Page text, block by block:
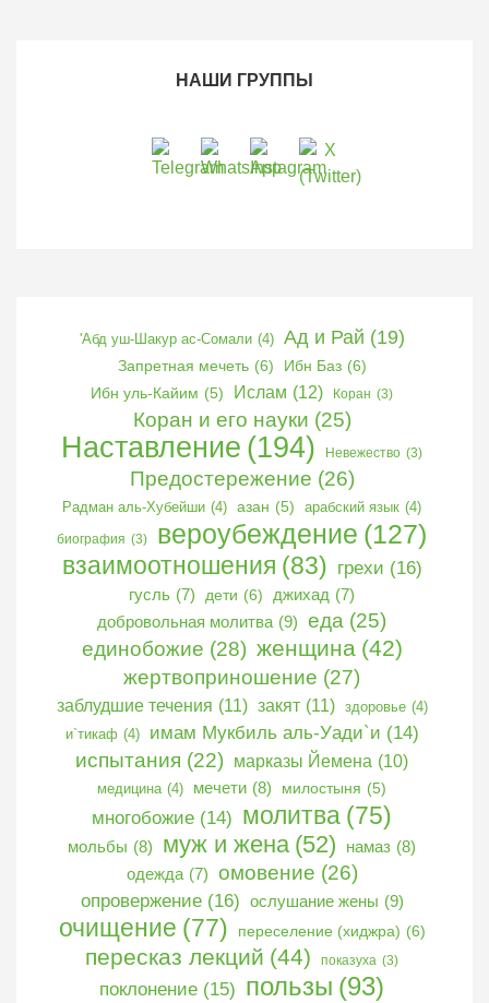
НАШИ ГРУППЫ
'Абд уш-Шакур ас-Сомали (4) Ад и Рай (19)
Запретная мечеть (6) Ибн Баз (6)
Ибн уль-Кайим (5) Ислам (12) Коран (3)
Коран и его науки (25)
Наставление (194) Невежество (3)
Предостережение (26)
Радман аль-Хубейши (4) азан (5) арабский язык (4)
биография (3) вероубеждение (127)
взаимоотношения (83) грехи (16)
гусль (7) дети (6) джихад (7)
добровольная молитва (9) еда (25)
единобожие (28) женщина (42)
жертвоприношение (27)
заблудшие течения (11) закят (11) здоровье (4)
и`тикаф (4) имам Мукбиль аль-Уади`и (14)
испытания (22) марказы Йемена (10)
медицина (4) мечети (8) милостыня (5)
многобожие (14) молитва (75)
мольбы (8) муж и жена (52) намаз (8)
одежда (7) омовение (26)
опровержение (16) ослушание жены (9)
очищение (77) переселение (хиджра) (6)
пересказ лекций (44) показуха (3)
поклонение (15) пользы (93)